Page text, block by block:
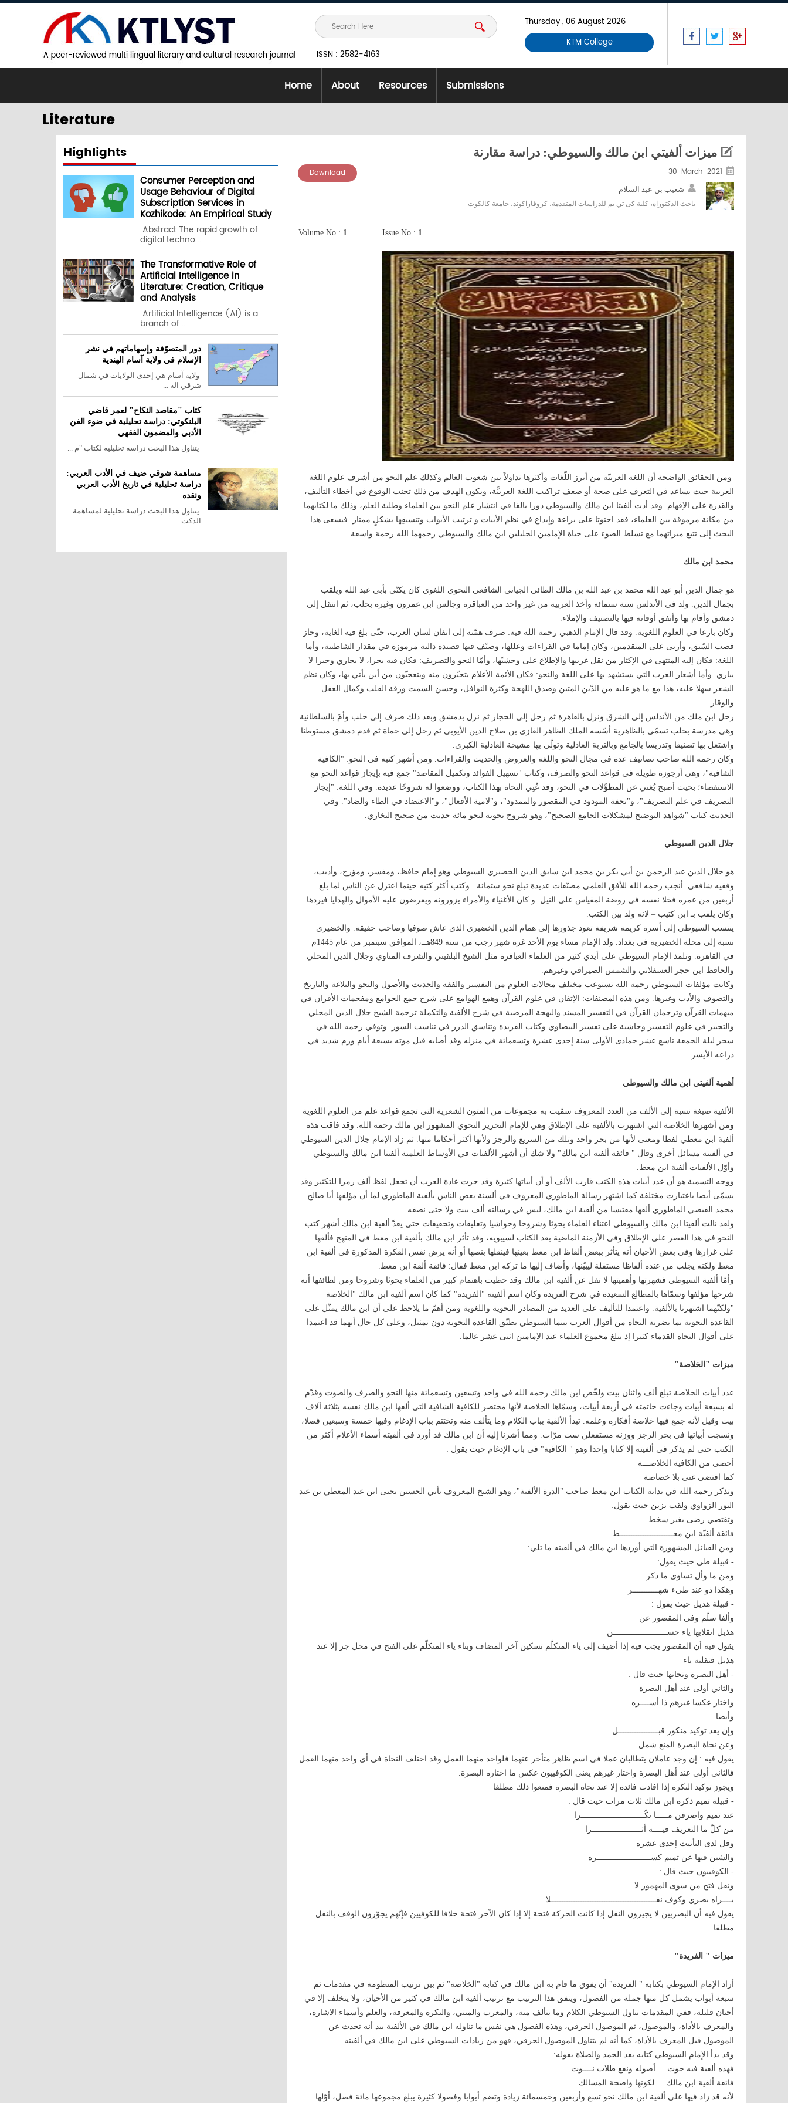
ISSN : 2582-4163
Thursday , 06 August 2026
KTM College
Home About Resources Submissions
Literature
ميزات ألفيتي ابن مالك والسيوطي: دراسة مقارنة
30-March-2021
Download
شعيب بن عبد السلام
باحث الدكتوراه، كلية كى تي يم للدراسات المتقدمة، كروفاراكوند، جامعة كالكوت
Volume No : 1 Issue No : 1
ومن الحقائق الواضحة أن اللغة العربيّة من أبرز اللّغات وأكثرها تداولاً بين شعوب العالم وكذلك علم النحو من أشرف علوم اللغة
العربية حيث يساعد في التعرف على صحة أو ضعف تراكيب اللغة العربيَّة، ويكون الهدف من ذلك تجنب الوقوع في أخطاء التأليف،
والقدرة على الإفهام. وقد أدت ألفيتا ابن مالك والسيوطي دورا بالغا في انتشار علم النحو بين العلماء وطلبة العلم، وذلك ما لكتابهما
من مكانة مرموقة بين العلماء، فقد احتوتا على براعة وإبداع في نظم الأبيات و ترتيب الأبواب وتنسيقِها بشكلٍ ممتاز. فيسعى هذا
البحث إلى تتبع ميزاتهما مع تسلط الضوء على حياة الإمامين الجليلين ابن مالك والسيوطي رحمهما الله رحمة واسعة.
محمد ابن مالك
هو جمال الدين أبو عبد الله محمد بن عبد الله بن مالك الطائي الجياني الشافعي النحوي اللغوي كان يكنّى بأبي عبد الله ويلقب
بجمال الدين. ولد في الأندلس سنة ستمائة وأخذ العربية من غير واحد من العباقرة وجالس ابن عمرون وغيره بحلب، ثم انتقل إلى
دمشق وأقام بها وأنفق أوقاته فيها بالتصنيف والإملاء.
وكان بارعا في العلوم اللغوية. وقد قال الإمام الذهبي رحمه الله فيه: صرف همّته إلى اتقان لسان العرب، حتّى بلغ فيه الغاية، وحاز
قصب السّبق، وأربى على المتقدمين، وكان إماما في القراءات وعللها، وصنّف فيها قصيدة دالية مرموزة في مقدار الشاطبية، وأما
اللغة: فكان إليه المنتهى في الإكثار من نقل غريبها والإطلاع على وحشيّها، وأمّا النحو والتصريف: فكان فيه بحرا، لا يجاري وحبرا لا
يباري. وأما أشعار العرب التي يستشهد بها على اللغة والنحو: فكان الأئمة الأعلام يتحيّرون منه ويتعجبّون من أين يأتي بها، وكان نظم
الشعر سهلا عليه، هذا مع ما هو عليه من الدّين المتين وصدق اللهجة وكثرة النوافل، وحسن السمت ورقة القلب وكمال العقل
والوقار.
رحل ابن ملك من الأندلس إلى الشرق ونزل بالقاهرة ثم رحل إلى الحجاز ثم نزل بدمشق وبعد ذلك صرف إلى حلب وأمّ بالسلطانية
وهي مدرسة بحلب تسمّي بالظاهرية أسّسه الملك الظاهر الغازي بن صلاح الدين الأيوبي ثم رحل إلى حماة ثم قدم دمشق مستوطنا
واشتغل بها تصنيفا وتدريسا بالجامع وبالتربة العادلية وتولّى بها مشيخة العادلية الكبرى.
وكان رحمه الله صاحب تصانيف عدة في مجال النحو واللغة والعروض والحديث والقراءات. ومن أشهر كتبه في النحو: "الكافية
الشافية"، وهي أرجوزة طويلة في قواعد النحو والصرف، وكتاب "تسهيل الفوائد وتكميل المقاصد" جمع فيه بإيجاز قواعد النحو مع
الاستقصاء؛ بحيث أصبح يُغني عن المطوَّلات في النحو، وقد عُنِي النحاة بهذا الكتاب، ووضعوا له شروحًا عديدة. وفي اللغة: "إيجاز
التصريف في علم التصريف"، و"تحفة المودود في المقصور والممدود"، و"لامية الأفعال"، و"الاعتضاد في الظاء والضاد". وفي
الحديث كتاب "شواهد التوضيح لمشكلات الجامع الصحيح"، وهو شروح نحوية لنحو مائة حديث من صحيح البخاري.
جلال الدين السيوطي
هو جلال الدين عبد الرحمن بن أبي بكر بن محمد ابن سابق الدين الخضيري السيوطي وهو إمام حافظ، ومفسر، ومؤرخ، وأديب،
وفقيه شافعي. أنجب رحمه الله للأفق العلمي مصنّفات عديدة تبلغ نحو ستمائة . وكتب أكثر كتبه حينما اعتزل عن الناس لما بلغ
أربعين من عمره فخلا نفسه في روضة المقياس على النيل. و كان الأغنياء والأمراء يزورونه ويعرضون عليه الأموال والهدايا فيردها.
وكان يلقب بـ ابن كتيب – لانه ولد بين الكتب.
ينتسب السيوطي إلى أسرة كريمة شريفة تعود جذورها إلى همام الدين الخضيري الذي عاش صوفيا وصاحب حقيقة. والخضيري
نسبة إلى محلة الخضيرية في بغداد. ولد الإمام مساء يوم الأحد غرة شهر رجب من سنة 849هــ، الموافق سبتمبر من عام 1445م
في القاهرة. وتلمذ الإمام السيوطي على أيدي كثير من العلماء العباقرة مثل الشيخ البلقيني والشرف المناوي وجلال الدين المحلي
والحافظ ابن حجر العسقلاني والشمس الصيرافي وغيرهم.
وكانت مؤلفات السيوطي رحمه الله تستوعب مختلف مجالات العلوم من التفسير والفقه والحديث والأصول والنحو والبلاغة والتاريخ
والتصوف والأدب وغيرها. ومن هذه المصنفات: الإتقان في علوم القرآن وهمع الهوامع على شرح جمع الجوامع ومفحمات الأقران في
مبهمات القرآن وترجمان القرآن في التفسير المسند والبهجة المرضية في شرح الألفية والتكملة ترجمة الشيخ جلال الدين المحلي
والتحبير في علوم التفسير وحاشية على تفسير البيضاوي وكتاب الفريدة وتناسق الدرر في تناسب السور. وتوفي رحمه الله في
سحر ليلة الجمعة تاسع عشر جمادى الأولى سنة إحدى عشرة وتسعمائة في منزله وقد أصابه قبل موته بسبعة أيام ورم شديد في
ذراعه الأيسر.
أهمية ألفيتي ابن مالك والسيوطي
الألفية صيغة نسبة إلى الألف من العدد المعروف سمّيت به مجموعات من المتون الشعرية التي تجمع قواعد علم من العلوم اللغوية
ومن أشهرها الخلاصة التي اشتهرت بالألفية على الإطلاق وهي للإمام النحرير النحوي المشهور ابن مالك رحمه الله. وقد فاقت هذه
ألفيةَ ابن معطي لفظا ومعنى لأنها من بحر واحد وتلك من السريع والرجز ولأنها أكثر أحكاما منها. ثم زاد الإمام جلال الدين السيوطي
في ألفيته مسائل أخرى وقال " فائقة ألفية ابن مالك" ولا شك أن أشهر الألفيات في الأوساط العلمية ألفيتا ابن مالك والسيوطي
وأوّل الألفيات ألفية ابن معط.
ووجه التسمية هو أن عدد أبيات هذه الكتب قارب الألف أو أن أبياتها كثيرة وقد جرت عادة العرب أن تجعل لفظ ألف رمزا للتكثير وقد
يسمّى أيضا باعتبارت مختلفة كما اشتهر رسالة الماطوري المعروف في ألسنة بعض الناس بألفية الماطوري لما أن مؤلفها أبا صالح
محمد الفيضي الماطوري ألفها مقتبسا من ألفية ابن مالك، ليس في رسالته ألف بيت ولا حتى نصفه.
ولقد نالت ألفيتا ابن مالك والسيوطي اعتناء العلماء بحوثا وشروحا وحواشيا وتعليقات وتحقيقات حتى يعدّ ألفية ابن مالك أشهر كتب
النحو في هذا العصر على الإطلاق وفي الأزمنة الماضية بعد الكتاب لسيبويه، وقد تأثر ابن مالك بألفية ابن معط في المنهج فألفها
على غرارها وفي بعض الأحيان أنه يتأثر ببعض ألفاظ ابن معط بعينها فينقلها بنصها أو أنه يرض نفس الفكرة المذكورة في ألفية ابن
معط ولكنه يجلب من عنده ألفاظا مستقلة ليبيّنها، وأضاف إليها ما تركه ابن معط فقال: فائقة ألفة ابن معط.
وأمّا ألفية السيوطي فشهرتها وأهميتها لا تقل عن ألفية ابن مالك وقد حظيت باهتمام كبير من العلماء بحوثا وشروحا ومن لطائفها أنه
شرحها مؤلفها وسمّاها بالمطالع السعيدة في شرح الفريدة وكان اسم ألفيته "الفريدة" كما كان اسم ألفية ابن مالك "الخلاصة
"ولكنّهما اشتهرتا بالألفية. واعتمدا للتأليف على العديد من المصادر النحوية واللغوية ومن أهمّ ما يلاحظ على أن ابن مالك يمثّل على
القاعدة النحوية بما يضربه النحاة من أقوال العرب بينما السيوطي يطبّق القاعدة النحوية دون تمثيل، وعلى كل حال أنهما قد اعتمدا
على أقوال النحاة القدماء كثيرا إذ يبلغ مجموع العلماء عند الإمامين اثنى عشر عالما.
ميزات "الخلاصة"
عدد أبيات الخلاصة تبلغ ألف واثنان بيت ولخّص ابن مالك رحمه الله في واحد وتسعين وتسعمائة منها النحو والصرف والصوت وقدّم
له بسبعة أبيات وجاءت خاتمته في أربعة أبيات، وسمّاها الخلاصة لأنها مختصر للكافية الشافية التي ألفها ابن مالك نفسه بثلاثة آلاف
بيت وقيل لأنه جمع فيها خلاصة أفكاره وعلمه. تبدأ الألفية بباب الكلام وما يتألف منه وتختتم بباب الإدغام وفيها خمسة وسبعين فصلا،
ونسجت أبياتها في بحر الرجز ووزنه مستفعلن ست مرّات. ومما أشرنا إليه أن ابن مالك قد أورد في ألفيته أسماء الأعلام أكثر من
الكتب حتى لم يذكر في ألفيته إلا كتابا واحدا وهو " الكافية" في باب الإدغام حيث يقول :
أحصى من الكافية الخلاصـــة
كما اقتضى غنى بلا خصاصة
وتذكر رحمه الله في بداية الكتاب ابن معط صاحب "الدرة الألفية"، وهو الشيخ المعروف بأبي الحسين يحيى ابن عبد المعطي بن عبد
النور الزواوي ولقب بزين حيث يقول:
وتقتضي رضى بغير سخط
فائقة ألفيّة ابن معـــــــــــــــــــــــط
ومن القبائل المشهورة التي أوردها ابن مالك في ألفيته ما تلي:
- قبيلة طي حيث يقول:
ومن ما وأل تساوي ما ذكر
وهكذا ذو عند طيء شهـــــــــــر
- قبيلة هذيل حيث يقول :
وألفا سلّم وفي المقصور عن
هذيل انقلابها ياء حســـــــــــــــــــــــن
يقول فيه أن المقصور يجب فيه إذا أضيف إلى ياء المتكلّم تسكين آخر المضاف وبناء ياء المتكلّم على الفتح في محل جر إلا عند
هذيل فتقلبه ياء
- أهل البصرة ونحاتها حيث قال :
والثاني أولى عند أهل البصرة
واختار عكسا غيرهم ذا أســــره
وأيضا
وإن يفد توكيد منكور قبـــــــــــــــــل
وعن نحاة البصرة المنع شمل
يقول فيه : إن وجد عاملان يتطالبان عملا في اسم ظاهر متأخر عنهما فلواحد منهما العمل وقد اختلف النحاة في أي واحد منهما العمل
فالثاني أولى عند أهل البصرة واختار غيرهم يعنى الكوفييون عكس ما اختاره البصرة.
ويجوز توكيد النكرة إذا افادت فائدة إلا عند نحاة البصرة فمنعوا ذلك مطلقا
- قبيلة تميم ذكره ابن مالك ثلاث مرات حيث قال :
عند تميم واصرفن مـــــا نكّـــــــــــــــــــــــــــرا
من كلّ ما التعريف فيــــه أثـــــــــــــــــــــرا
وقل لدى التأنيث إحدى عشره
والشين فيها عن تميم كســـــــــــــــــــــــره
- الكوفييون حيث قال :
ونقل فتح من سوى المهموز لا
يــــراه بصري وكوف نقـــــــــــــــــــــــــــــــــــــــــــــلا
يقول فيه أن البصريين لا يجيزون النقل إذا كانت الحركة فتحة إلا إذا كان الآخر فتحة خلافا للكوفيين فإنّهم يجوّزون الوقف بالنقل
مطلقا
ميزات " الفريدة"
أراد الإمام السيوطي بكتابه " الفريدة" أن يفوق ما قام به ابن مالك في كتابه "الخلاصة" ثم بين ترتيب المنظومة في مقدمات ثم
سبعة أبواب يشمل كل منها جملة من الفصول، ويتفق هذا الترتيب مع ترتيب ألفية ابن مالك في كثير من الأحيان، ولا يتخلف إلا في
أحيان قليلة، ففي المقدمات تناول السيوطي الكلام وما يتألف منه، والمعرب والمبني، والنكرة والمعرفة، والعلم وأسماء الاشارة،
والمعرف بالأداة، والموصول، ثم الموصول الحرفي، وهذه الفصول هي نفس ما تناوله ابن مالك في الألفية بيد أنه تحدث عن
الموصول قبل المعرف بالأداة، كما أنه لم يتناول الموصول الحرفي، فهو من زيادات السيوطي على ابن مالك في ألفيته.
وقد بدأ الإمام السيوطي كتابه بعد الحمد والصلاة بقوله:
فهذه ألفية فيه حوت ... أصوله ونفع طلاب نــــوت
فائقة ألفية ابن مالك ... لكونها واضحة المسالك
لأنه قد زاد فيها على ألفية ابن مالك نحو تسع وأربعين وخمسمائة زيادة وتضم أبوابا وفصولا كثيرة يبلغ مجموعها مائة فصل، أوّلها
Highlights
Consumer Perception and
Usage Behaviour of Digital
Subscription Services in
Kozhikode: An Empirical Study
Abstract The rapid growth of
digital techno ...
The Transformative Role of
Artificial Intelligence in
Literature: Creation, Critique
and Analysis
Artificial Intelligence (AI) is a
branch of ...
دور المتصوّفة وإسهاماتهم في نشر
الإسلام في ولاية آسام الهندية
ولاية آسام هي إحدى الولايات في شمال
شرقي اله ...
كتاب "مقاصد النكاح" لعمر قاضي
البلنكوتي: دراسة تحليلية في ضوء الفن
الأدبي والمضمون الفقهي
يتناول هذا البحث دراسة تحليلية لكتاب "م ...
مساهمة شوقي ضيف في الأدب العربي:
دراسة تحليلية في تاريخ الأدب العربي
ونقده
يتناول هذا البحث دراسة تحليلية لمساهمة
الدكت ...